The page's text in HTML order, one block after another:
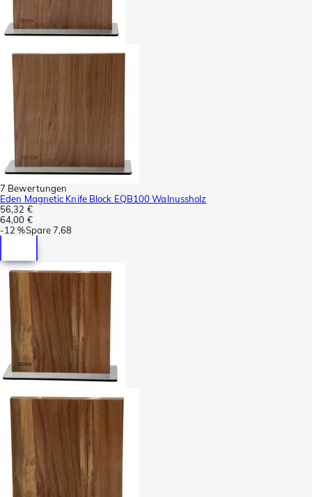
7 Bewertungen
Eden Magnetic Knife Block EQB100 Walnussholz
56,32 €
64,00 €
-12 %Spare7,68